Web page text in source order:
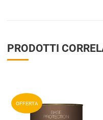
PRODOTTI
OFFERTA